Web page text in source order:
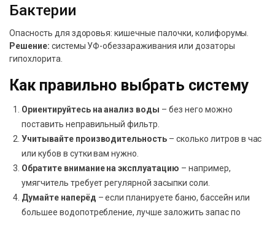
Бактерии
Опасность для здоровья: кишечные палочки, колифорумы.
Решение: системы УФ-обеззараживания или дозаторы
гипохлорита.
Как правильно выбрать систему
Ориентируйтесь на анализ воды – без него можно
поставить неправильный фильтр.
Учитывайте производительность – сколько литров в час
или кубов в сутки вам нужно.
Обратите внимание на эксплуатацию – например,
умягчитель требует регулярной засыпки соли.
Думайте наперёд – если планируете баню, бассейн или
большее водопотребление, лучше заложить запас по